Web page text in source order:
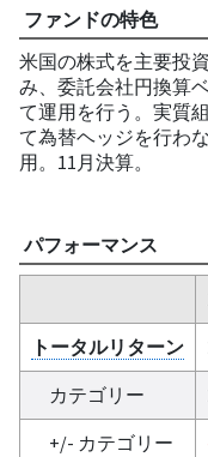
ファンドの特色
米国の株式を主要投
み、委託会社円換算
て運用を行う。実質
て為替ヘッジを行わ
用。11月決算。
パフォーマンス
トータルリターン
カテゴリー
+/- カテゴリー